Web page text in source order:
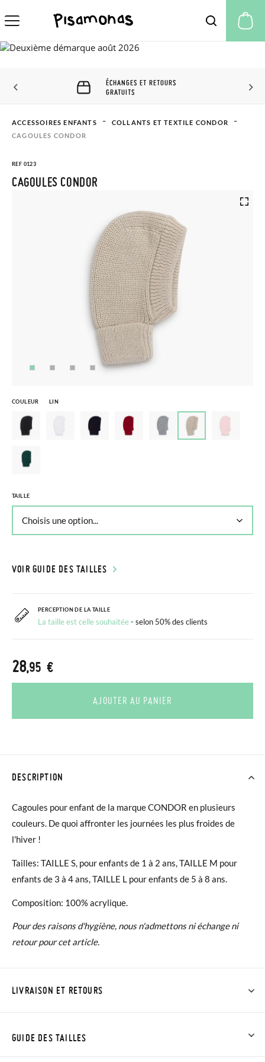
ÉCHANGES ET RETOURS
GRATUITS
ACCESSOIRES ENFANTS
COLLANTS ET TEXTILE CONDOR
CAGOULES CONDOR
REF 0123
CAGOULES CONDOR
COULEUR LIN
TAILLE
VOIR GUIDE DES TAILLES
PERCEPTION DE LA TAILLE
La taille est celle souhaitée- selon 50% des clients
28,95 €
AJOUTER AU PANIER
DESCRIPTION
Cagoules pour enfant de la marque CONDOR en plusieurs
couleurs. De quoi affronter les journées les plus froides de
l'hiver !
Tailles: TAILLE S, pour enfants de 1 à 2 ans, TAILLE M pour
enfants de 3 à 4 ans, TAILLE L pour enfants de 5 à 8 ans.
Composition: 100% acrylique.
Pour des raisons d'hygiène, nous n'admettons ni échange ni
retour pour cet article.
LIVRAISON ET RETOURS
commandes inférieures à 30 €, la livraison standard coûte
GUIDE DES TAILLES